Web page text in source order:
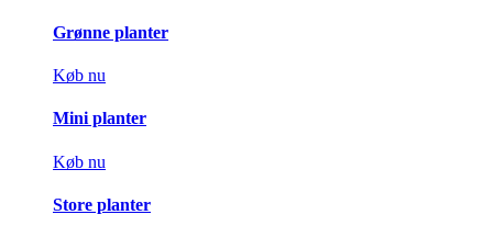
Grønne planter
Køb nu
Mini planter
Køb nu
Store planter